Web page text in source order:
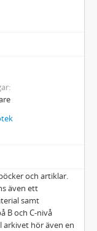
och artiklar.
även ett
samt
B och C-nivå
hör även en